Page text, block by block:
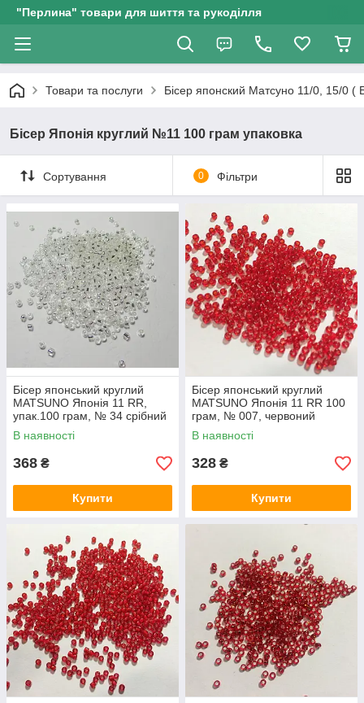
"Перлина" товари для шиття та рукоділля
Товари та послуги Бісер японский Матсуно 11/0, 15/0 (
Бісер Японія круглий №11 100 грам упаковка
Сортування 0 Фільтри
Бісер японський круглий
MATSUNO Японія 11 RR,
упак.100 грам, № 34 срібний
В наявності
368 ₴
Купити
Бісер японський круглий
MATSUNO Японія 11 RR 100
грам, № 007, червоний
прозорий
В наявності
328 ₴
Купити